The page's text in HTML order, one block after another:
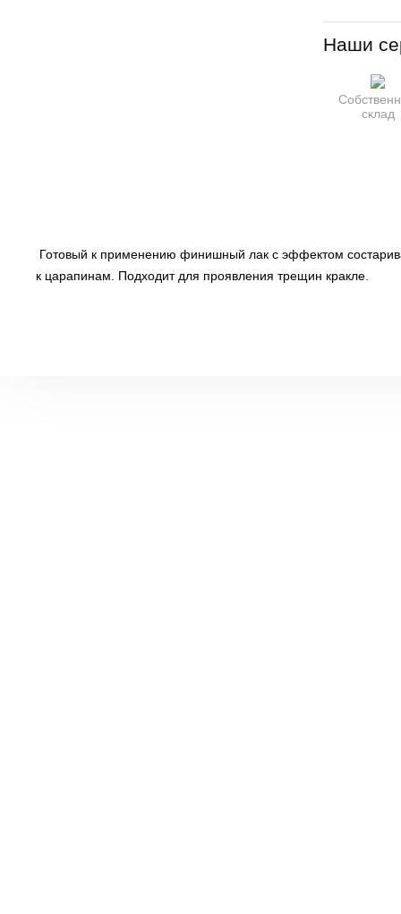
Наши
склад
Готовый к применению финишный лак с эффектом
к царапинам. Подходит для проявления трещин кракле.